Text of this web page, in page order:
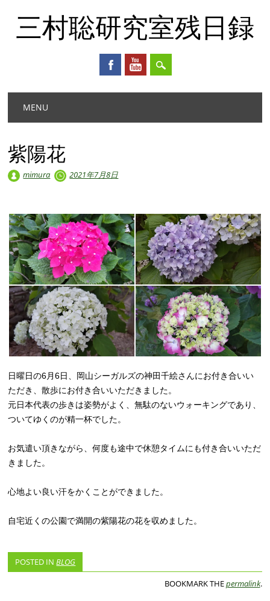
三村聡研究室残日録
Main menu
MENU
紫陽花
mimura 2021年7月8日
日曜日の6月6日、岡山シーガルズの神田千絵さんにお付き合いい
ただき、散歩にお付き合いいただきました。
元日本代表の歩きは姿勢がよく、無駄のないウォーキングであり、
ついてゆくのが精一杯でした。
お気遣い頂きながら、何度も途中で休憩タイムにも付き合いいただ
きました。
心地よい良い汗をかくことができました。
自宅近くの公園で満開の紫陽花の花を収めました。
POSTED INBLOG
BOOKMARK THEpermalink.